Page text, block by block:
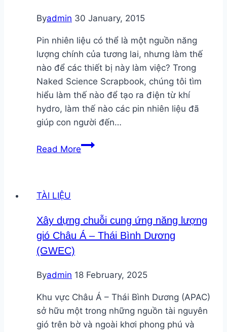
Việt
Nam-
pdf
Byadmin 30 January, 2015
Pin nhiên liệu có thể là một nguồn năng
lượng chính của tương lai, nhưng làm thế
nào để các thiết bị này làm việc? Trong
Naked Science Scrapbook, chúng tôi tìm
hiểu làm thế nào để tạo ra điện từ khí
hydro, làm thế nào các pin nhiên liệu đã
giúp con người đến…
Read MoreBài
hoạt
động
TÀI LIỆU
Xây dựng chuỗi cung ứng năng lượng
gió Châu Á – Thái Bình Dương
(GWEC)
Byadmin 18 February, 2025
Khu vực Châu Á – Thái Bình Dương (APAC)
sở hữu một trong những nguồn tài nguyên
gió trên bờ và ngoài khơi phong phú và